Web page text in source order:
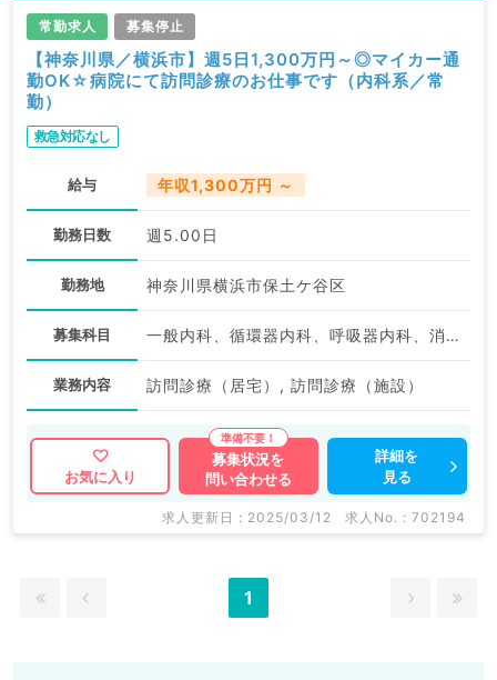
常勤求人 募集停止
【神奈川県／横浜市】週5日1,300万円～◎マイカー通
勤OK☆病院にて訪問診療のお仕事です（内科系／常
勤）
救急対応なし
給与 年収1,300万円 ～
勤務日数 週5.00日
勤務地 神奈川県横浜市保土ケ谷区
募集科目 一般内科、循環器内科、呼吸器内科、消化器内科、内分泌・代謝内科
業務内容 訪問診療（居宅）, 訪問診療（施設）
お気に入り
募集状況を
問い合わせる
詳細を
見る
求人更新日 : 2025/03/12 求人No. : 702194
1